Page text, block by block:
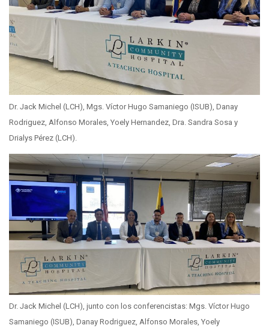
Dr. Jack Michel (LCH), Mgs. Víctor Hugo Samaniego (ISUB), Danay
Rodriguez, Alfonso Morales, Yoely Hernandez, Dra. Sandra Sosa y
Drialys Pérez (LCH).
Dr. Jack Michel (LCH), junto con los conferencistas: Mgs. Víctor Hugo
Samaniego (ISUB), Danay Rodriguez, Alfonso Morales, Yoely